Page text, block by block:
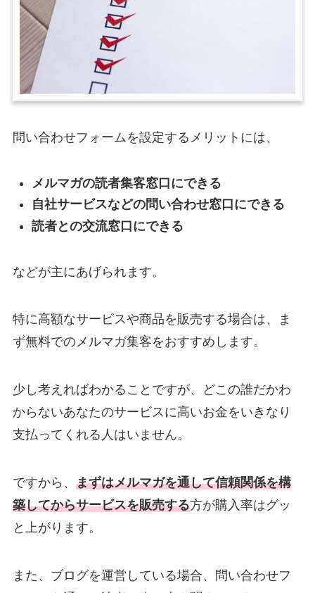
問い合わせフォームを設定するメリットには、
メルマガの読者集客窓口にできる
自社サービスなどの問い合わせ窓口にできる
読者との交流窓口にできる
などが主にあげられます。
特に高額なサービスや商品を販売する場合は、ま
ず無料でのメルマガ集客をおすすめします。
少し考えればわかることですが、どこの誰だかわ
からないあなたのサービスに高いお金をいきなり
支払ってくれる人はいません。
ですから、 まずはメルマガを通して信頼関係を構
築してからサービスを販売する方が購入率はグッ
と上がります。
また、ブログを運営している場合、問い合わせフ